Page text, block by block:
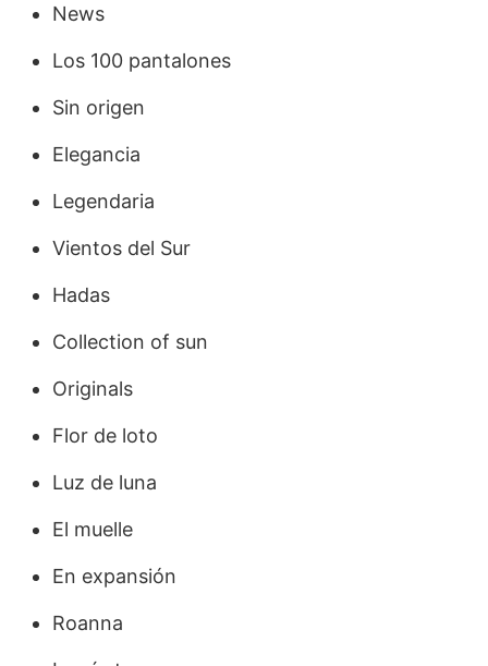
News
Los 100 pantalones
Sin origen
Elegancia
Legendaria
Vientos del Sur
Hadas
Collection of sun
Originals
Flor de loto
Luz de luna
El muelle
En expansión
Roanna